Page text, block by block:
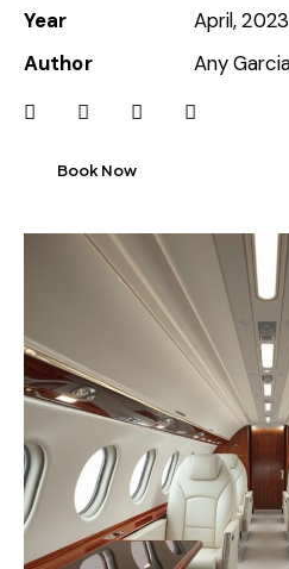
Year
April, 2023
Author
Any
Book Now